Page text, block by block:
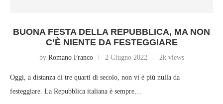
BUONA FESTA DELLA REPUBBLICA, MA NON
C’È NIENTE DA FESTEGGIARE
by Romano Franco 2 Giugno 2022 2k views
Oggi, a distanza di tre quarti di secolo, non vi è più nulla da
festeggiare. La Repubblica italiana è sempre…